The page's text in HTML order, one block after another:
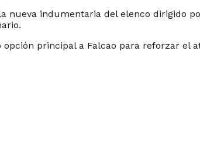
nueva indumentaria del elenco dirigido
principal a Falcao para reforzar el